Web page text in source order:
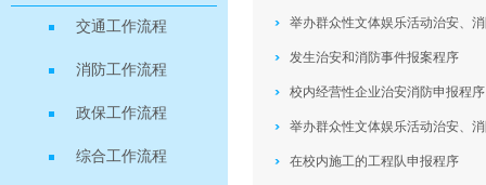
交通工作流程
消防工作流程
政保工作流程
综合工作流程
举办群众性文体娱乐活动治安、
发生治安和消防事件报案程序
校内经营性企业治安消防申报程序
举办群众性文体娱乐活动治安、
在校内施工的工程队申报程序